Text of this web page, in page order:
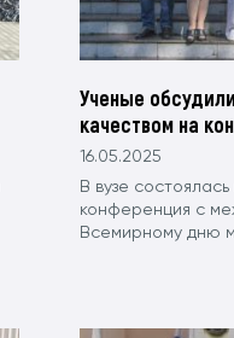
Ученые
качеством на
16.05.2025
В вузе
конференция с
Всемирному дню